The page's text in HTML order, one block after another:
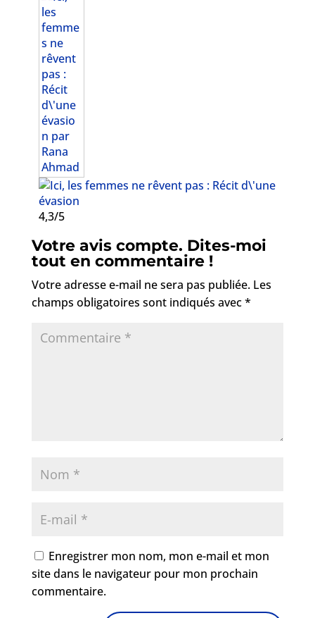
4,3/5
Votre avis compte. Dites-moi
tout en commentaire !
Votre adresse e-mail ne sera pas publiée. Les
champs obligatoires sont indiqués avec*
Enregistrer mon nom, mon e-mail et mon
site dans le navigateur pour mon prochain
commentaire.